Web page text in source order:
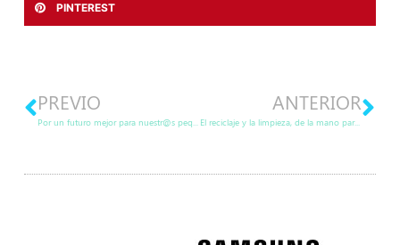
PINTEREST
PREVIO
Por un futuro mejor para nuestr@s peques
ANTERIOR
El reciclaje y la limpieza, de la mano para salvar a nuestra Tierra